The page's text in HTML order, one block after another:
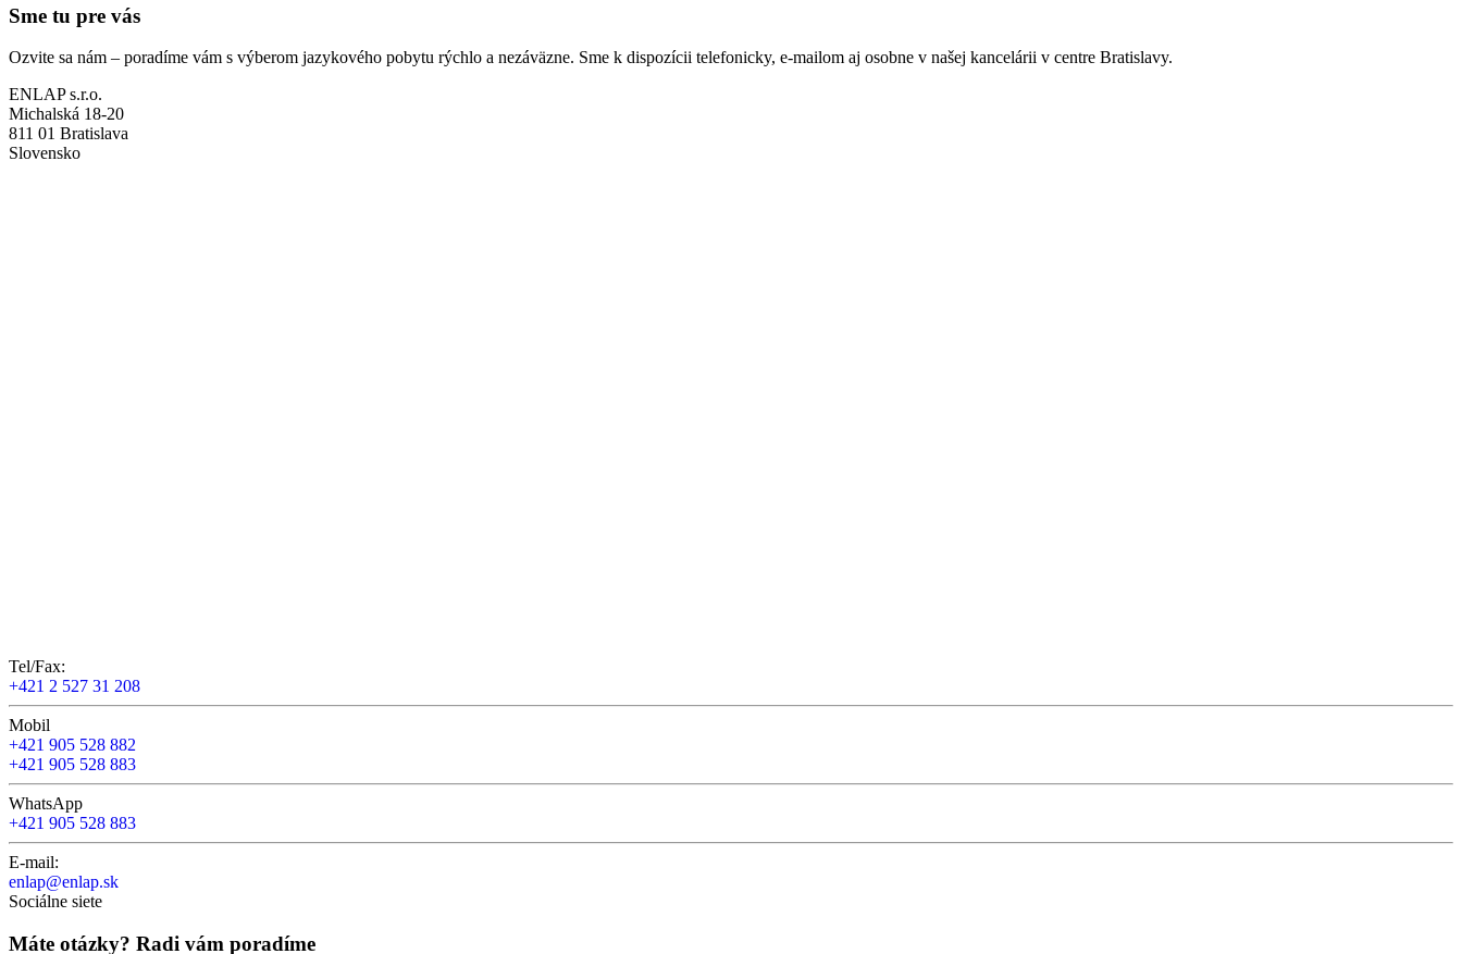
Sme tu pre vás
Ozvite sa nám – poradíme vám s výberom jazykového pobytu rýchlo a nezáväzne. Sme k dispozícii telefonicky, e-mailom aj osobne v našej kancelárii v centre Bratislavy.
ENLAP s.r.o.
Michalská 18-20
811 01 Bratislava
Slovensko
Tel/Fax:
+421 2 527 31 208
Mobil
+421 905 528 882
+421 905 528 883
WhatsApp
+421 905 528 883
E-mail:
enlap@enlap.sk
Sociálne siete
Máte otázky? Radi vám poradíme